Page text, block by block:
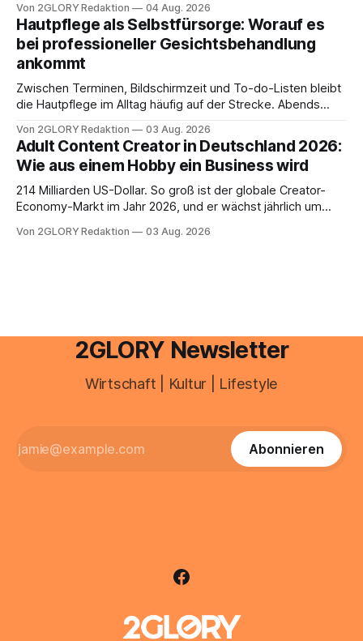
besitzt, loggt sich heute über das Vodafone E-Mail & Cloud
Portal ein. Der klassische Arcor Login über mail.
Von 2GLORY Redaktion 04 Aug. 2026
Hautpflege als Selbstfürsorge: Worauf es
bei professioneller Gesichtsbehandlung
ankommt
Zwischen Terminen, Bildschirmzeit und To-do-Listen bleibt
die Hautpflege im Alltag häufig auf der Strecke. Abends
Drogerie – mehr ist zeitlich oft nicht drin. Dabei reagiert die
Haut empfindlich auf Stress, Schlafmangel und
Umwelteinflüsse: Sie wirkt müde, spannt oder neigt zu
Unreinheiten. Professionelle
Von 2GLORY Redaktion 03 Aug. 2026
Adult Content Creator in Deutschland 2026:
Wie aus einem Hobby ein Business wird
214 Milliarden US-Dollar. So groß ist der globale Creator-
Economy-Markt im Jahr 2026, und er wächst jährlich um
ist längst ein ernstzunehmender Wirtschaftszweig. Weltweit
Von 2GLORY Redaktion 03 Aug. 2026
2GLORY Newsletter
Wirtschaft | Kultur | Lifestyle
Abonnieren